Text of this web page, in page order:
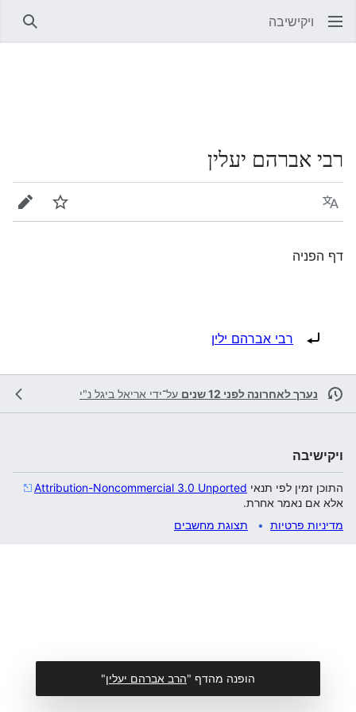
ויקישיבה
רבי אברהם יעלין
שפה מעקב
דף הפניה
הפניה ל: רבי אברהם ילין
נערך לאחרונה לפני 12 שנים על־ידי אריאל ביגל נ"י
ויקישיבה
התוכן זמין לפי תנאי Attribution-Noncommercial 3.0 Unported
אלא אם נאמר אחרת.
מדיניות פרטיות
תצוגת מחשבים
הופנה מהדף "הרב אברהם יעלין"